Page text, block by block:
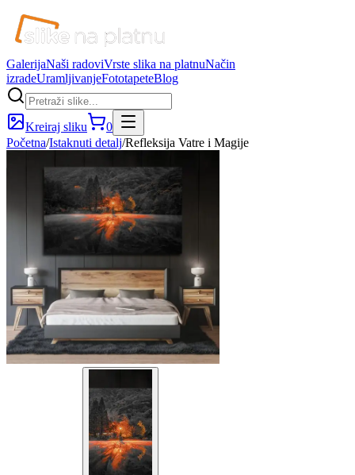
GalerijaNaši radoviVrste slika na platnuNačin
izradeUramljivanjeFototapeteBlog
Kreiraj sliku
0
Početna/Istaknuti detalj/Refleksija Vatre i Magije